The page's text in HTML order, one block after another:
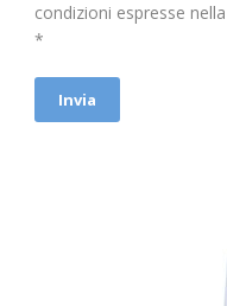
condizioni espresse nella
*